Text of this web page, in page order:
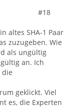
#18
altes SHA-1 Paar
zuzugeben. Wie
als ungültig
an. Ich
die
geklickt. Viel
es, die Experten